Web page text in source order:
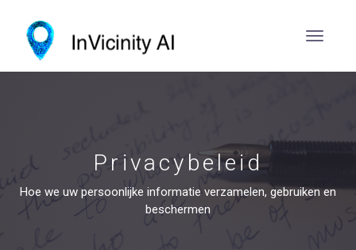
Privacybeleid
Hoe we uw persoonlijke informatie verzamelen, gebruiken en
beschermen